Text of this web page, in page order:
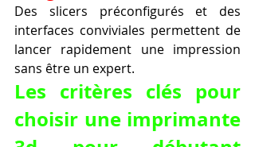
Des slicers préconfigurés et des
interfaces conviviales permettent de
lancer rapidement une impression
sans être un expert.
Les critères clés pour
choisir une imprimante